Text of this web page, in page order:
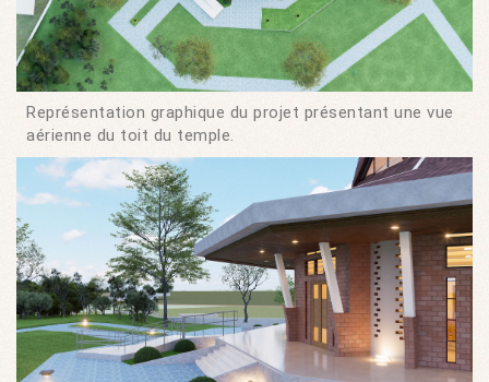
Représentation graphique du projet présentant une vue
aérienne du toit du temple.